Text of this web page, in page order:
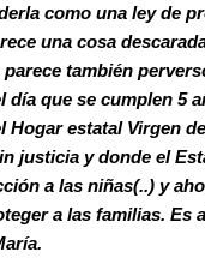
como una ley de
una cosa
también
día que se cumplen 5
Hogar estatal Virgen
justicia y donde el
a las niñas(..) y
a las familias. Es